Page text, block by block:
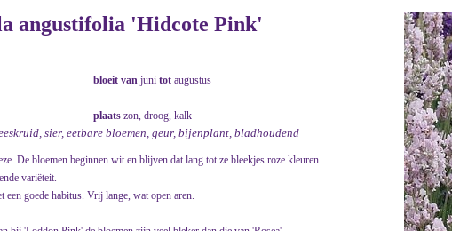
angustifolia 'Hidcote Pink'
bloeit van juni tot augustus
plaats zon, droog, kalk
sier, eetbare bloemen, geur, bijenplant, bladhoudend
De bloemen beginnen wit en blijven dat lang tot ze bleekjes roze kleuren.
variëteit.
een goede habitus. Vrij lange, wat open aren.